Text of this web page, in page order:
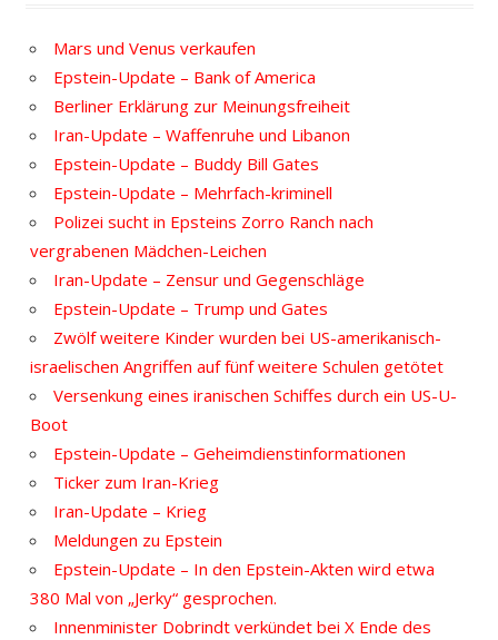
Mars und Venus verkaufen
Epstein-Update – Bank of America
Berliner Erklärung zur Meinungsfreiheit
Iran-Update – Waffenruhe und Libanon
Epstein-Update – Buddy Bill Gates
Epstein-Update – Mehrfach-kriminell
Polizei sucht in Epsteins Zorro Ranch nach
vergrabenen Mädchen-Leichen
Iran-Update – Zensur und Gegenschläge
Epstein-Update – Trump und Gates
Zwölf weitere Kinder wurden bei US-amerikanisch-
israelischen Angriffen auf fünf weitere Schulen getötet
Versenkung eines iranischen Schiffes durch ein US-U-
Boot
Epstein-Update – Geheimdienstinformationen
Ticker zum Iran-Krieg
Iran-Update – Krieg
Meldungen zu Epstein
Epstein-Update – In den Epstein-Akten wird etwa
380 Mal von „Jerky“ gesprochen.
Innenminister Dobrindt verkündet bei X Ende des